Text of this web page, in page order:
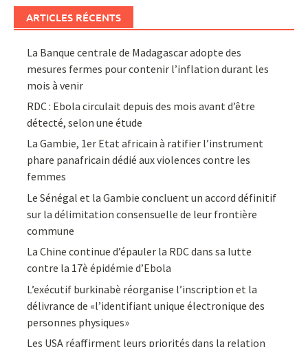
ARTICLES RÉCENTS
La Banque centrale de Madagascar adopte des
mesures fermes pour contenir l’inflation durant les
mois à venir
RDC : Ebola circulait depuis des mois avant d’être
détecté, selon une étude
La Gambie, 1er Etat africain à ratifier l’instrument
phare panafricain dédié aux violences contre les
femmes
Le Sénégal et la Gambie concluent un accord définitif
sur la délimitation consensuelle de leur frontière
commune
La Chine continue d’épauler la RDC dans sa lutte
contre la 17è épidémie d’Ebola
L’exécutif burkinabè réorganise l’inscription et la
délivrance de «l’identifiant unique électronique des
personnes physiques»
Les USA réaffirment leurs priorités dans la relation